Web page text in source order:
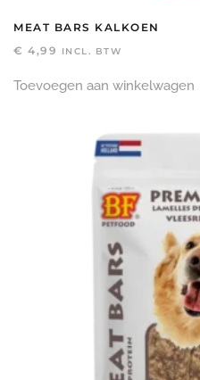
MEAT BARS KALKOEN
€ 4,99 INCL. BTW
Toevoegen aan winkelwagen